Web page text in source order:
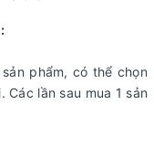
phẩm, có thể chọn
Các lần sau mua 1 sản